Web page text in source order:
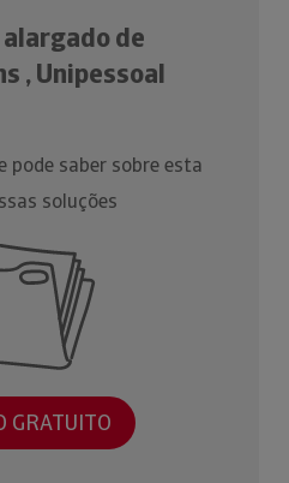
de
, Unipessoal
pode saber sobre esta
soluções
GRATUITO